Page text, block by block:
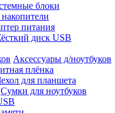
блоки
питания
диск USB
Аксессуары д/ноутбуков
плёнка
для планшета
Сумки для ноутбуков